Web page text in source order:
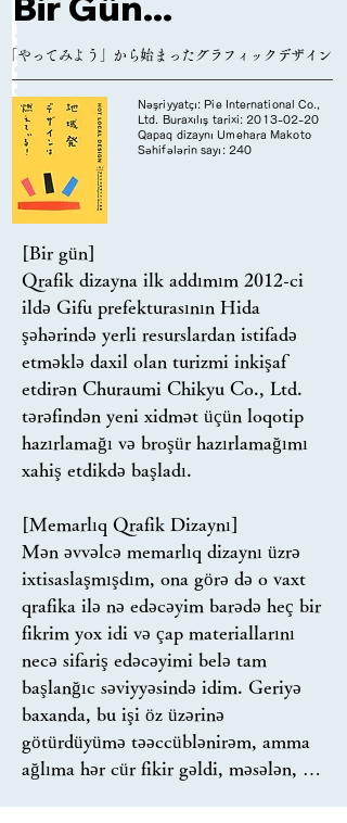
məqamlardır. Biz özünəməxsus
narahatlıqları olan şirkətlərin səslərini
dinləyirik və tərəfdaş kimi və çevik
düşüncə ilə xarakterizə olunan
komandanın üzvü kimi problemin
həlli, o cümlədən təkcə dizayn deyil,
həm də şirkətlər üçün potensial
problemlərin müəyyənləşdirilməsi
yollarını tapmaq üçün onlarla birlikdə
işləyirik.
頼、ロイヤルティを築いてくれま
す。
【​気づき 03_共感と信頼性】
良いデザインのグラフィックは、
企業様のプロフェッショナルなイメ
ージを向上させます。ただ、美しい
ものだけが良いデザインではありま
グ資料、ソーシャルメディア投稿な
ど、ターゲットユーザーから共感を
得られるグラフィックが結果として
好印象を与え、潜在的な顧客の信頼
へと導いてくれるのです。
【​気づき 04_参加度の向上】
目を引く魅力的なデザインは、視
聴者の関心を引きつけます。イラス
インタラクティブなビジュアルなど
のグラフィック要素を取り入れるこ
とで、発注側はターゲットオーディ
エンスとの参加度を大幅に向上させ
ることができます。これにより、コ
ンバージョン率や売上、顧客維持率
が向上する可能性があります。
【​気づき 05_差別化と競争上の優位
性】
現在の競争の激しい市場で、競合
​「やってみよう」から始まったグラフィックデザイン
Nəşriyyatçı: Pie International Co.,
Ltd. Buraxılış tarixi: 2013-02-20
Qapaq dizaynı Umehara Makoto
Səhifələrin sayı: 240
[Bir gün]
Qrafik dizayna ilk addımım 2012-ci
ildə Gifu prefekturasının Hida
şəhərində yerli resurslardan istifadə
etməklə daxil olan turizmi inkişaf
etdirən Churaumi Chikyu Co., Ltd.
tərəfindən yeni xidmət üçün loqotip
hazırlamağı və broşür hazırlamağımı
xahiş etdikdə başladı.
[Memarlıq Qrafik Dizaynı]
Mən əvvəlcə memarlıq dizaynı üzrə
ixtisaslaşmışdım, ona görə də o vaxt
qrafika ilə nə edəcəyim barədə heç bir
fikrim yox idi və çap materiallarını
necə sifariş edəcəyimi belə tam
başlanğıc səviyyəsində idim. Geriyə
baxanda, bu işi öz üzərinə
götürdüyümə təəccüblənirəm, amma
ağlıma hər cür fikir gəldi, məsələn,